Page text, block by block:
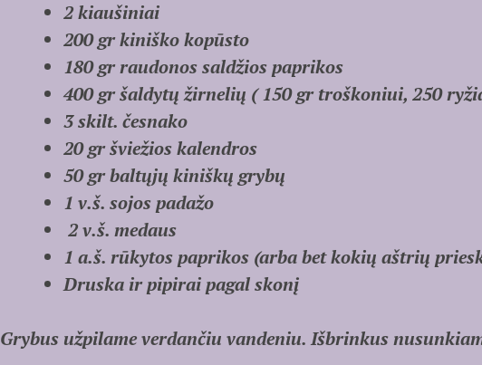
2 kiaušiniai
200 gr kiniško kopūsto
180 gr raudonos saldžios paprikos
400 gr šaldytų žirnelių (150 gr troškoniui, 250
3 skilt. česnako
20 gr šviežios kalendros
50 gr baltųjų kiniškų grybų
1 v.š. sojos padažo
2 v.š. medaus
1 a.š. rūkytos paprikos (arba bet kokių aštrių
Druska ir pipirai pagal skonį
Grybus užpilame verdančiu vandeniu. Išbrinkus